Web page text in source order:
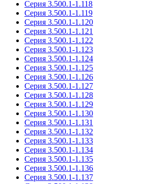
Серия 3.500.1-1.118
Серия 3.500.1-1.119
Серия 3.500.1-1.120
Серия 3.500.1-1.121
Серия 3.500.1-1.122
Серия 3.500.1-1.123
Серия 3.500.1-1.124
Серия 3.500.1-1.125
Серия 3.500.1-1.126
Серия 3.500.1-1.127
Серия 3.500.1-1.128
Серия 3.500.1-1.129
Серия 3.500.1-1.130
Серия 3.500.1-1.131
Серия 3.500.1-1.132
Серия 3.500.1-1.133
Серия 3.500.1-1.134
Серия 3.500.1-1.135
Серия 3.500.1-1.136
Серия 3.500.1-1.137